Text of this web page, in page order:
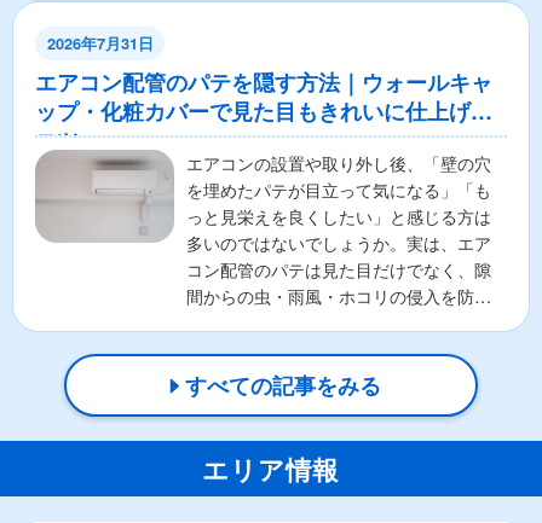
2026年7月31日
エアコン配管のパテを隠す方法｜ウォールキャ
ップ・化粧カバーで見た目もきれいに仕上げる
コツ
エアコンの設置や取り外し後、「壁の穴
を埋めたパテが目立って気になる」「も
っと見栄えを良くしたい」と感じる方は
多いのではないでしょうか。実は、エア
コン配管のパテは見た目だけでなく、隙
間からの虫・雨風・ホコリの侵入を防ぐ
すべての記事をみる
エリア情報